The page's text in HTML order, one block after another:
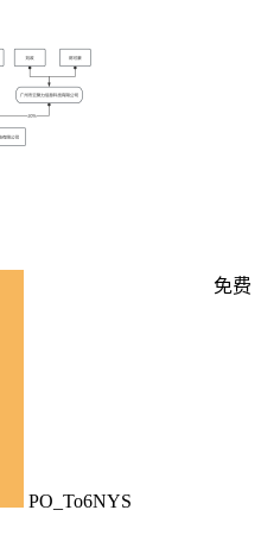
PO_To6NYS
免费